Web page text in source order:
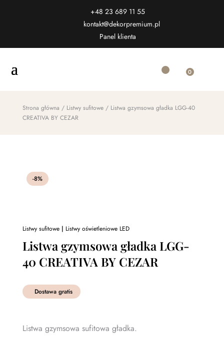
+48 23 689 11 55
kontakt@dekorpremium.pl
Panel klienta
0
Strona główna / Listwy sufitowe/ Listwa gzymsowa gładka LGG-40
CREATIVA BY CEZAR
-8%
Listwy sufitowe| Listwy oświetleniowe LED
Listwa gzymsowa gładka LGG-
40 CREATIVA BY CEZAR
Dostawa gratis
Listwa gzymsowa sufitowa gładka.